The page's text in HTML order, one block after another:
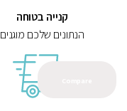
קנייה בטוחה
הנתונים שלכם מוגנים